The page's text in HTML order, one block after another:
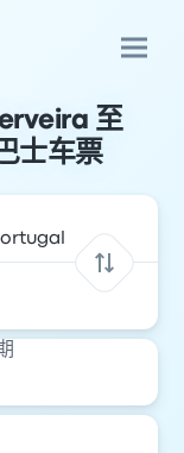
至
士车票